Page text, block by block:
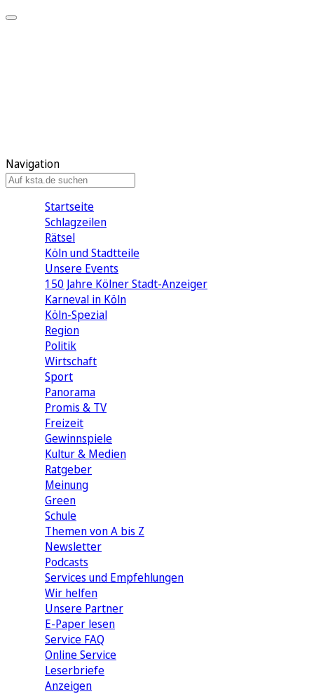
Navigation
Startseite
Schlagzeilen
Rätsel
Köln und Stadtteile
Unsere Events
150 Jahre Kölner Stadt-Anzeiger
Karneval in Köln
Köln-Spezial
Region
Politik
Wirtschaft
Sport
Panorama
Promis & TV
Freizeit
Gewinnspiele
Kultur & Medien
Ratgeber
Meinung
Green
Schule
Themen von A bis Z
Newsletter
Podcasts
Services und Empfehlungen
Wir helfen
Unsere Partner
E-Paper lesen
Service FAQ
Online Service
Leserbriefe
Anzeigen